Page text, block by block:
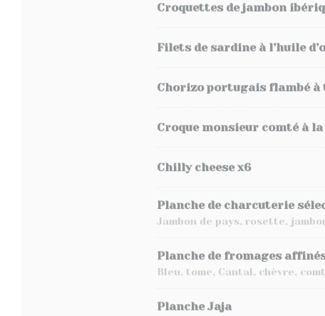
Croquettes de jambon
Filets de sardine à l’huile
Chorizo portugais flambé à
Croque monsieur comté à
Chilly cheese x6
Planche de charcuterie
Jambon de pays, rosette,
Planche de fromages
Bleu, tome, Cantal, chèvre,
Planche Jaja